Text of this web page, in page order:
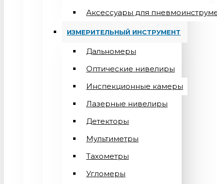
Аксессуары для
ИЗМЕРИТЕЛЬНЫЙ ИНСТРУМЕНТ
Дальномеры
Оптические нивелиры
Инспекционные камеры
Лазерные нивелиры
Детекторы
Мультиметры
Тахометры
Угломеры